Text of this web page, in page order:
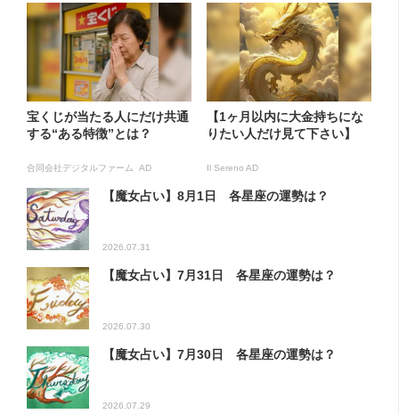
宝くじが当たる人にだけ共通
する“ある特徴”とは？
合同会社デジタルファーム AD
【1ヶ月以内に大金持ちにな
りたい人だけ見て下さい】
Il Sereno AD
【魔女占い】8月1日 各星座の運勢は？
2026.07.31
【魔女占い】7月31日 各星座の運勢は？
2026.07.30
【魔女占い】7月30日 各星座の運勢は？
2026.07.29